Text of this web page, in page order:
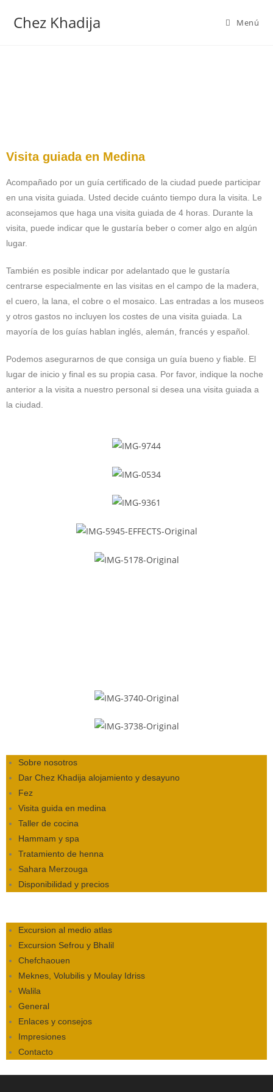
Chez Khadija Menú
Visita guiada en Medina
Acompañado por un guía certificado de la ciudad puede participar
en una visita guiada. Usted decide cuánto tiempo dura la visita. Le
aconsejamos que haga una visita guiada de 4 horas. Durante la
visita, puede indicar que le gustaría beber o comer algo en algún
lugar.
También es posible indicar por adelantado que le gustaría
centrarse especialmente en las visitas en el campo de la madera,
el cuero, la lana, el cobre o el mosaico. Las entradas a los museos
y otros gastos no incluyen los costes de una visita guiada. La
mayoría de los guías hablan inglés, alemán, francés y español.
Podemos asegurarnos de que consiga un guía bueno y fiable. El
lugar de inicio y final es su propia casa. Por favor, indique la noche
anterior a la visita a nuestro personal si desea una visita guiada a
la ciudad.
Sobre nosotros
Dar Chez Khadija alojamiento y desayuno
Fez
Visita guida en medina
Taller de cocina
Hammam y spa
Tratamiento de henna
Sahara Merzouga
Disponibilidad y precios
Excursion al medio atlas
Excursion Sefrou y Bhalil
Chefchaouen
Meknes, Volubilis y Moulay Idriss
Walila
General
Enlaces y consejos
Impresiones
Contacto